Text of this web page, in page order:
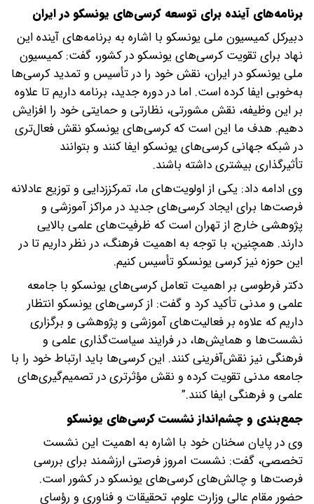
برنامه‌های آینده برای توسعه کرسی‌های یونسکو در ایران
دبیرکل کمیسیون ملی یونسکو با اشاره به برنامه‌های آینده این
نهاد برای تقویت کرسی‌های یونسکو در کشور، گفت: کمیسیون
ملی یونسکو در ایران، نقش خود را در تأسیس و تمدید کرسی‌ها
به‌خوبی ایفا کرده است. اما در دوره جدید، برنامه داریم تا علاوه
بر این وظیفه، نقش مشورتی، نظارتی و حمایتی خود را افزایش
دهیم. هدف ما این است که کرسی‌های یونسکو نقش فعال‌تری
در شبکه جهانی کرسی‌های یونسکو ایفا کنند و بتوانند
تأثیرگذاری بیشتری داشته باشند.
وی ادامه داد: یکی از اولویت‌های ما، تمرکززدایی و توزیع عادلانه
فرصت‌ها برای ایجاد کرسی‌های جدید در مراکز آموزشی و
پژوهشی خارج از تهران است که ظرفیت‌های علمی بالایی
دارند. همچنین، با توجه به اهمیت فرهنگ، در نظر داریم تا در
این حوزه نیز کرسی یونسکو تأسیس کنیم.
دکتر فرطوسی بر اهمیت تعامل کرسی‌های یونسکو با جامعه
علمی و مدنی تأکید کرد و گفت: از کرسی‌های یونسکو انتظار
داریم که علاوه بر فعالیت‌های آموزشی و پژوهشی و برگزاری
نشست‌ها و همایش‌ها، در فرایند سیاست‌گذاری علمی و
فرهنگی نیز نقش‌آفرینی کنند. این کرسی‌ها باید ارتباط خود را با
جامعه مدنی تقویت کرده و نقش مؤثرتری در تصمیم‌گیری‌های
علمی و فرهنگی ایفا کنند.”
جمع‌بندی و چشم‌انداز نشست کرسی‌های یونسکو
وی در پایان سخنان خود با اشاره به اهمیت این نشست
تخصصی، گفت: نشست امروز فرصتی ارزشمند برای بررسی
فرصت‌ها و چالش‌های کرسی‌های یونسکو در کشور است.
حضور مقام عالی وزارت علوم، تحقیقات و فناوری و رؤسای